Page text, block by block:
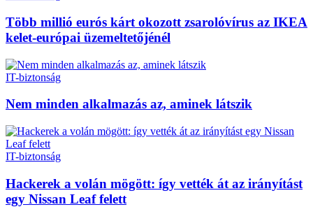
Több millió eurós kárt okozott zsarolóvírus az IKEA
kelet-európai üzemeltetőjénél
IT-biztonság
Nem minden alkalmazás az, aminek látszik
IT-biztonság
Hackerek a volán mögött: így vették át az irányítást
egy Nissan Leaf felett